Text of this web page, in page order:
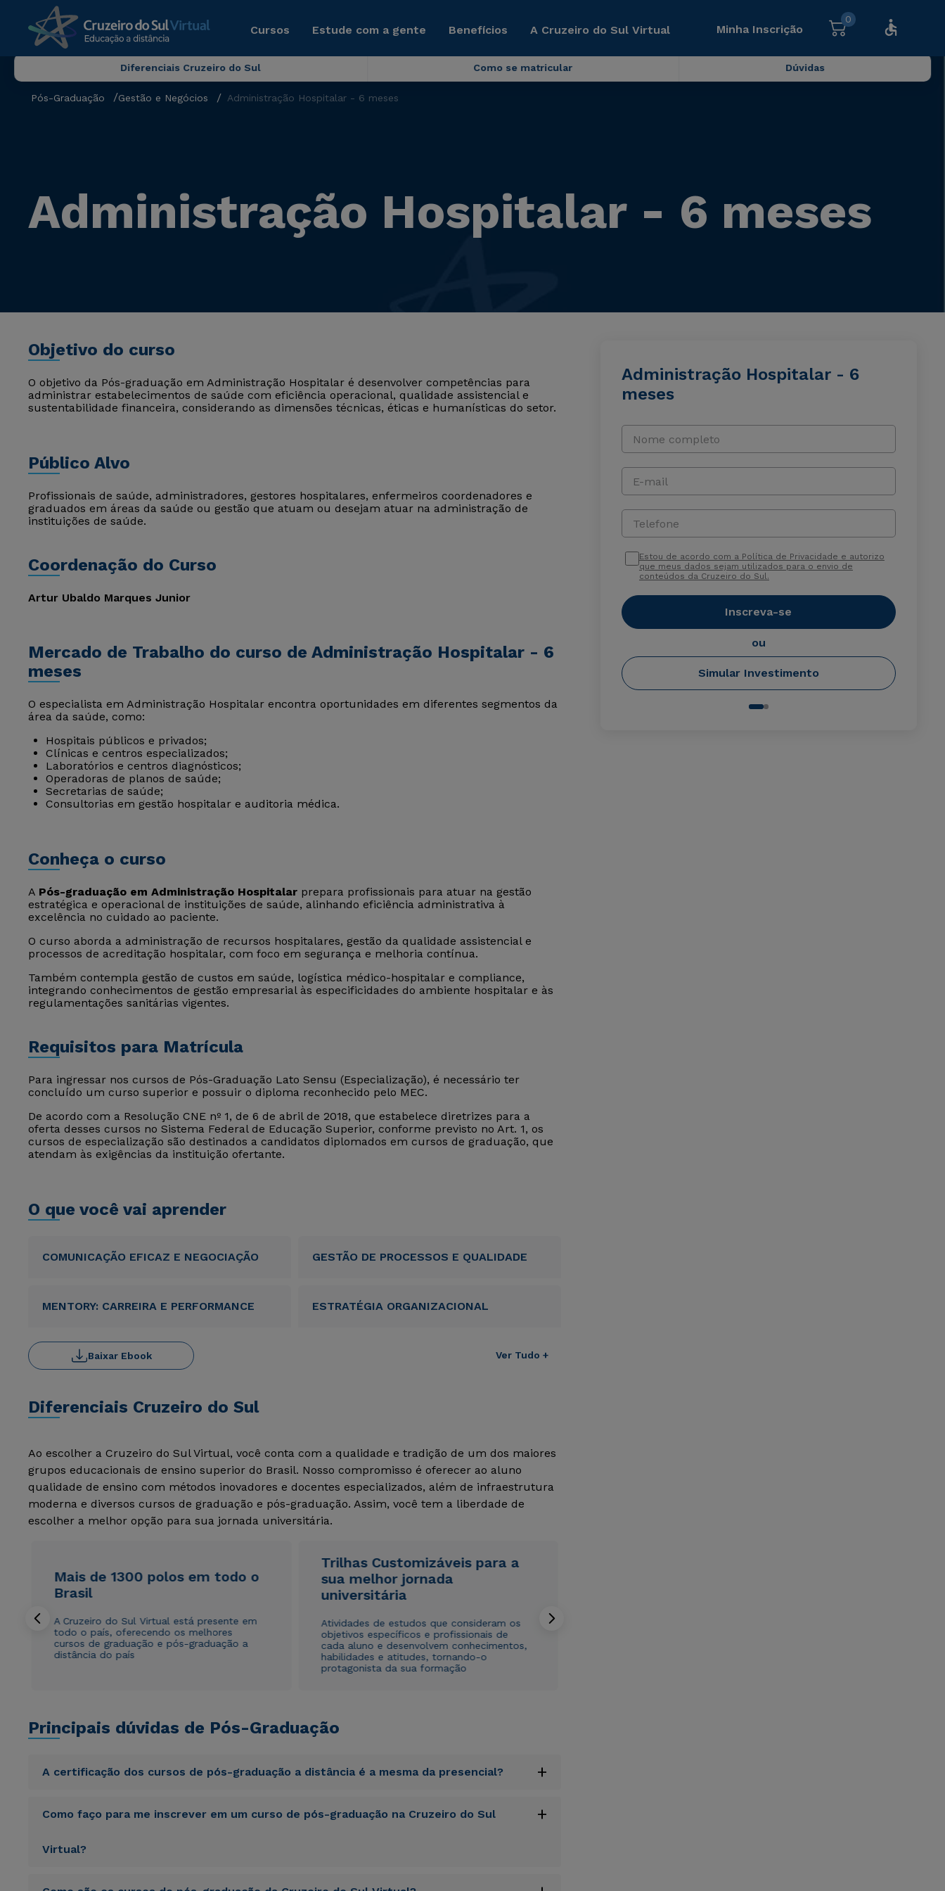
Cursos Estude com a gente Benefícios A Cruzeiro do Sul Virtual Minha Inscrição
0
Diferenciais Cruzeiro do Sul Como se matricular Dúvidas
Pós-Graduação Gestão e Negócios Administração Hospitalar - 6 meses
Administração Hospitalar - 6 meses
Objetivo do curso
O objetivo da Pós-graduação em Administração Hospitalar é desenvolver competências para
administrar estabelecimentos de saúde com eficiência operacional, qualidade assistencial e
sustentabilidade financeira, considerando as dimensões técnicas, éticas e humanísticas do setor.
Público Alvo
Profissionais de saúde, administradores, gestores hospitalares, enfermeiros coordenadores e
graduados em áreas da saúde ou gestão que atuam ou desejam atuar na administração de
instituições de saúde.
Coordenação do Curso
Artur Ubaldo Marques Junior
Mercado de Trabalho do curso de Administração Hospitalar - 6
meses
O especialista em Administração Hospitalar encontra oportunidades em diferentes segmentos da
área da saúde, como:
Hospitais públicos e privados;
Clínicas e centros especializados;
Laboratórios e centros diagnósticos;
Operadoras de planos de saúde;
Secretarias de saúde;
Consultorias em gestão hospitalar e auditoria médica.
Conheça o curso
A Pós-graduação em Administração Hospitalar prepara profissionais para atuar na gestão
estratégica e operacional de instituições de saúde, alinhando eficiência administrativa à
excelência no cuidado ao paciente.
O curso aborda a administração de recursos hospitalares, gestão da qualidade assistencial e
processos de acreditação hospitalar, com foco em segurança e melhoria contínua.
Também contempla gestão de custos em saúde, logística médico-hospitalar e compliance,
integrando conhecimentos de gestão empresarial às especificidades do ambiente hospitalar e às
regulamentações sanitárias vigentes.
Requisitos para Matrícula
Para ingressar nos cursos de Pós-Graduação Lato Sensu (Especialização), é necessário ter
concluído um curso superior e possuir o diploma reconhecido pelo MEC.
De acordo com a Resolução CNE nº 1, de 6 de abril de 2018, que estabelece diretrizes para a
oferta desses cursos no Sistema Federal de Educação Superior, conforme previsto no Art. 1, os
cursos de especialização são destinados a candidatos diplomados em cursos de graduação, que
atendam às exigências da instituição ofertante.
O que você vai aprender
COMUNICAÇÃO EFICAZ E NEGOCIAÇÃO GESTÃO DE PROCESSOS E QUALIDADE
MENTORY: CARREIRA E PERFORMANCE ESTRATÉGIA ORGANIZACIONAL
Ver Tudo +
Baixar Ebook
Diferenciais Cruzeiro do Sul
Ao escolher a Cruzeiro do Sul Virtual, você conta com a qualidade e tradição de um dos maiores
grupos educacionais de ensino superior do Brasil. Nosso compromisso é oferecer ao aluno
qualidade de ensino com métodos inovadores e docentes especializados, além de infraestrutura
moderna e diversos cursos de graduação e pós-graduação. Assim, você tem a liberdade de
escolher a melhor opção para sua jornada universitária.
Mais de 1300 polos em todo o
Brasil
A Cruzeiro do Sul Virtual está presente em
todo o país, oferecendo os melhores
cursos de graduação e pós-graduação a
distância do país
Trilhas Customizáveis para a
sua melhor jornada
universitária
Atividades de estudos que consideram os
objetivos específicos e profissionais de
cada aluno e desenvolvem conhecimentos,
habilidades e atitudes, tornando-o
protagonista da sua formação
Principais dúvidas de Pós-Graduação
A certificação dos cursos de pós-graduação a distância é a mesma da presencial? +
totam rem aperiam, eaque ipsa quae ab illo inventore veritatis et quasi architecto beatae vitae dicta
consequuntur magni dolores eos qui ratione voluptatem sequi nesciunt.
Como faço para me inscrever em um curso de pós-graduação na Cruzeiro do Sul
Virtual?
+
Administração Hospitalar - 6
meses
Nome completo
E-mail
Telefone
Estou de acordo com a Política de Privacidade e autorizo
que meus dados sejam utilizados para o envio de
conteúdos da Cruzeiro do Sul.
Inscreva-se
ou
Simular Investimento
envio de conteúdos da Cruzeiro do Sul.
envio de conteúdos da Cruzeiro do Sul.